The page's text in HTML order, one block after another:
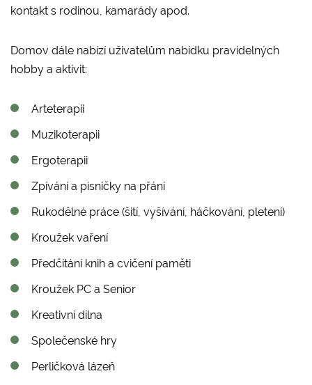
kontakt s rodinou, kamarády apod.
Domov dále nabízí uživatelům nabídku pravidelných
hobby a aktivit:
Arteterapii
Muzikoterapii
Ergoterapii
Zpívání a písničky na přání
Rukodělné práce (šití, vyšívání, háčkování, pletení)
Kroužek vaření
Předčítání knih a cvičení paměti
Kroužek PC a Senior
Kreativní dílna
Společenské hry
Perličková lázeň